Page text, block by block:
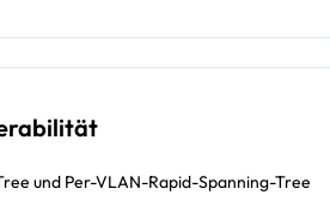
und Per-VLAN-Rapid-Spanning-Tree